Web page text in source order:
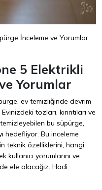
İnceleme ve Yorumlar
5 Elektrikli
Yorumlar
ev temizliğinde devrim
tozları, kırıntıları ve
bu süpürge,
hedefliyor. Bu inceleme
teknik özelliklerini, hangi
kullanıcı yorumlarını ve
ele alacağız. Hadi